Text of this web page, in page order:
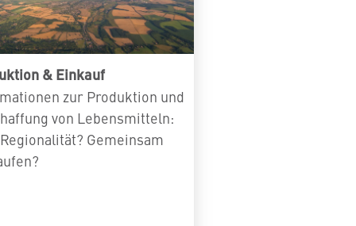
& Einkauf
zur Produktion und
von Lebensmitteln:
Gemeinsam